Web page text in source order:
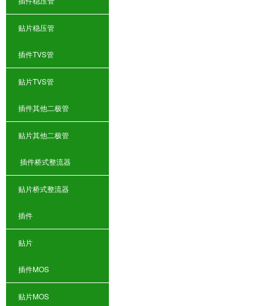
贴片稳压管
插件TVS管
贴片TVS管
插件其他二极管
贴片其他二极管
插件桥式整流器
贴片桥式整流器
插件
贴片
插件MOS
贴片MOS